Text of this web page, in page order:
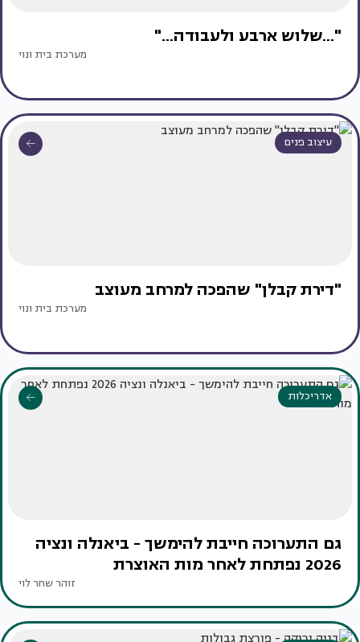
"...שלוש ארבע ולעבודה..."
מערכת בית ונוי
עיצוב פנים
"דירת קבלן" שהפכה למרחב מעוצב
מערכת בית ונוי
אדריכלות
גם התערוכה חייבת להימשך - ביאנלה ונציה
2026 נפתחת לאחר מות האוצרת
זוהר שחר לוי